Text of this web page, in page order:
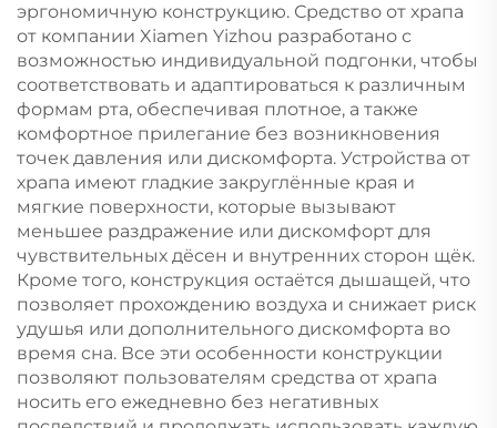
эргономичную конструкцию. Средство от храпа
от компании Xiamen Yizhou разработано с
возможностью индивидуальной подгонки, чтобы
соответствовать и адаптироваться к различным
формам рта, обеспечивая плотное, а также
комфортное прилегание без возникновения
точек давления или дискомфорта. Устройства от
храпа имеют гладкие закруглённые края и
мягкие поверхности, которые вызывают
меньшее раздражение или дискомфорт для
чувствительных дёсен и внутренних сторон щёк.
Кроме того, конструкция остаётся дышащей, что
позволяет прохождению воздуха и снижает риск
удушья или дополнительного дискомфорта во
время сна. Все эти особенности конструкции
позволяют пользователям средства от храпа
носить его ежедневно без негативных